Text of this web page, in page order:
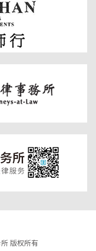
版权所有